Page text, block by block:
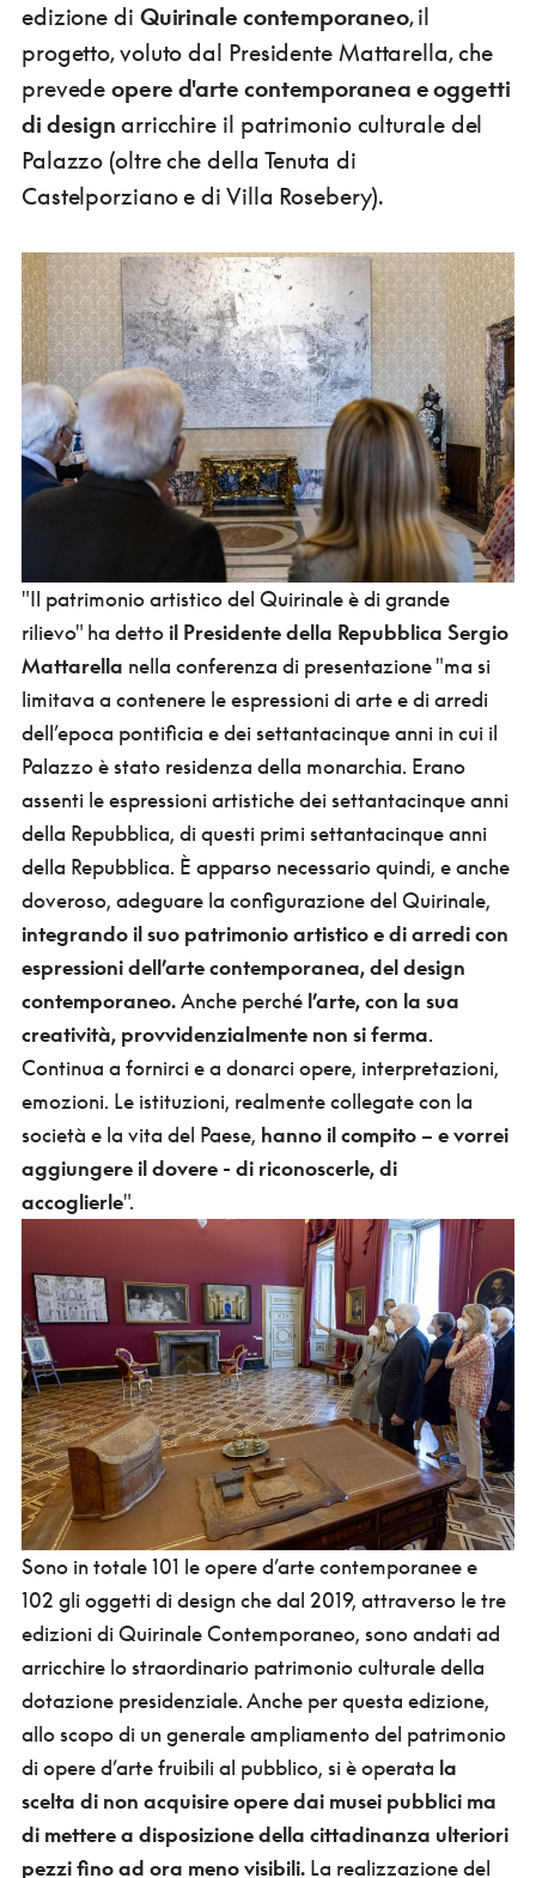
edizione di Quirinale contemporaneo, il
progetto, voluto dal Presidente Mattarella, che
prevedeopere d'arte contemporanea e oggetti
di design arricchire il patrimonio culturale del
Palazzo (oltre che della Tenuta di
Castelporziano e di Villa Rosebery).
"Il patrimonio artistico del Quirinale è di grande
rilievo" ha detto il Presidente della Repubblica Sergio
Mattarella nella conferenza di presentazione "ma si
limitava a contenere le espressioni di arte e di arredi
dell’epoca pontificia e dei settantacinque anni in cui il
Palazzo è stato residenza della monarchia. Erano
assenti le espressioni artistiche dei settantacinque anni
della Repubblica, di questi primi settantacinque anni
della Repubblica. È apparso necessario quindi, e anche
doveroso, adeguare la configurazione del Quirinale,
integrando il suo patrimonio artistico e di arredi con
espressioni dell’arte contemporanea, del design
contemporaneo.Anche perché l’arte, con la sua
creatività, provvidenzialmente non si ferma.
Continua a fornirci e a donarci opere, interpretazioni,
emozioni. Le istituzioni, realmente collegate con la
società e la vita del Paese, hanno il compito – e vorrei
aggiungere il dovere - di riconoscerle, di
accoglierle".
Sono in totale 101 le opere d’arte contemporanee e
102 gli oggetti di design che dal 2019, attraverso le tre
edizioni di Quirinale Contemporaneo, sono andati ad
arricchire lo straordinario patrimonio culturale della
dotazione presidenziale. ​Anche per questa edizione,
allo scopo di un generale ampliamento del patrimonio
di opere d’arte fruibili al pubblico, si è operata la
scelta di non acquisire opere dai musei pubblici ma
di mettere a disposizione della cittadinanza ulteriori
pezzi fino ad ora meno visibili.La realizzazione del